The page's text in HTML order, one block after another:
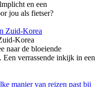
en een
jou als fietser?
Korea
naar de bloeiende
verrassende inkijk in een